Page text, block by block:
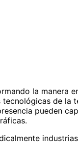
la manera
de la
pueden